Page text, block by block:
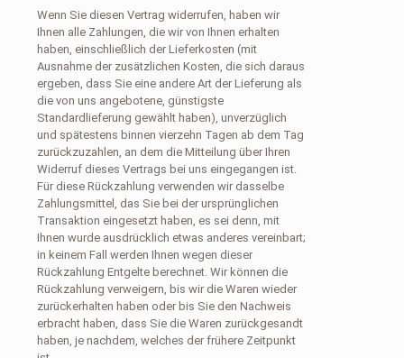
Wenn Sie diesen Vertrag widerrufen, haben wir
Ihnen alle Zahlungen, die wir von Ihnen erhalten
haben, einschließlich der Lieferkosten (mit
Ausnahme der zusätzlichen Kosten, die sich daraus
ergeben, dass Sie eine andere Art der Lieferung als
die von uns angebotene, günstigste
Standardlieferung gewählt haben), unverzüglich
und spätestens binnen vierzehn Tagen ab dem Tag
zurückzuzahlen, an dem die Mitteilung über Ihren
Widerruf dieses Vertrags bei uns eingegangen ist.
Für diese Rückzahlung verwenden wir dasselbe
Zahlungsmittel, das Sie bei der ursprünglichen
Transaktion eingesetzt haben, es sei denn, mit
Ihnen wurde ausdrücklich etwas anderes vereinbart;
in keinem Fall werden Ihnen wegen dieser
Rückzahlung Entgelte berechnet. Wir können die
Rückzahlung verweigern, bis wir die Waren wieder
zurückerhalten haben oder bis Sie den Nachweis
erbracht haben, dass Sie die Waren zurückgesandt
haben, je nachdem, welches der frühere Zeitpunkt